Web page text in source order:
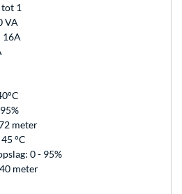
1
VA
16A
meter
°C
0 - 95%
meter